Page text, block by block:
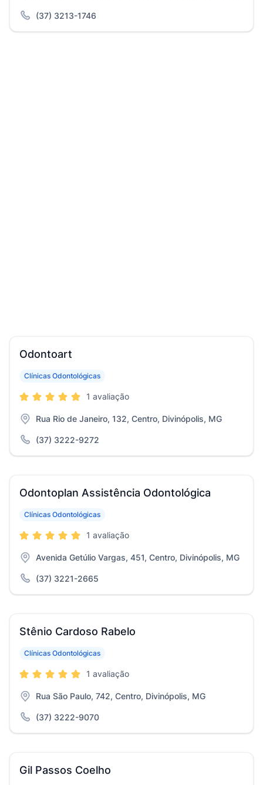
(37) 3213-1746
Odontoart
Clínicas Odontológicas
1 avaliação
Rua Rio de Janeiro, 132, Centro, Divinópolis, MG
(37) 3222-9272
Odontoplan Assistência Odontológica
Clínicas Odontológicas
1 avaliação
Avenida Getúlio Vargas, 451, Centro, Divinópolis, MG
(37) 3221-2665
Stênio Cardoso Rabelo
Clínicas Odontológicas
1 avaliação
Rua São Paulo, 742, Centro, Divinópolis, MG
(37) 3222-9070
Gil Passos Coelho